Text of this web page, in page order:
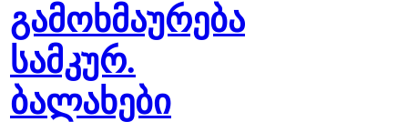
გამოხმაურება
სამკურ.
ბალახები